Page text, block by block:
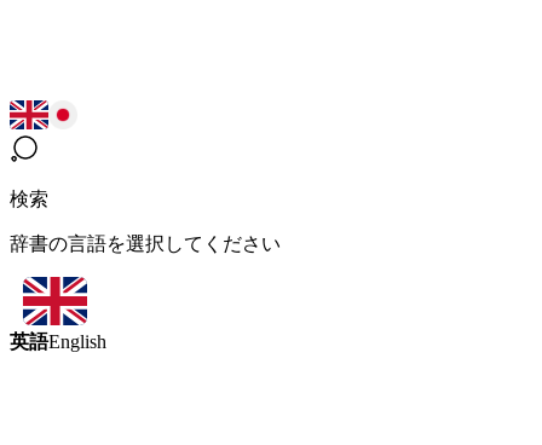
検索
辞書の言語を選択してください
英語English